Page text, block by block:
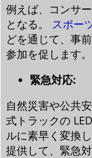
例えば、コンサ
となる。
スポー
どを通じて、事
参加を促します。
緊急対応:
自然災害や公共
式トラックの
ルに素早く変換
提供して、緊急